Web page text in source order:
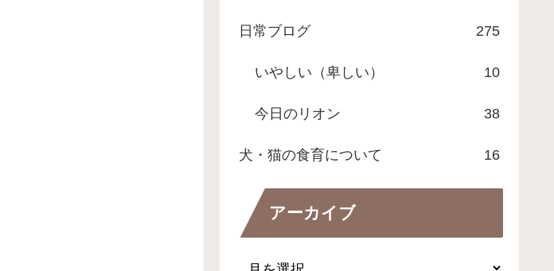
日常ブログ 275
いやしい（卑しい） 10
今日のリオン 38
犬・猫の食育について 16
アーカイブ